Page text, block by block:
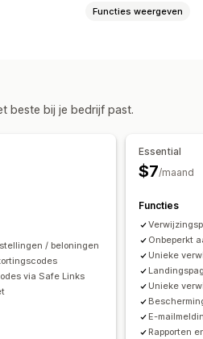
Pagina maken
in eigen huisstijl
formulieren
Functies weergeven
beste bij je bedrijf past.
/ beloningen
via Safe Links
Essential
$7/maand
Functies
Onbeperkt
Unieke
Unieke
E-
Rapporten